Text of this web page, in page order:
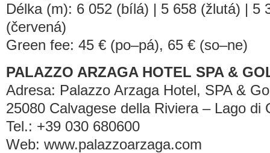
Délka (m): 6 052 (bílá) | 5 658 (žlutá) | 5
(červená)
Green fee: 45 € (po–pá), 65 € (so–ne)
PALAZZO ARZAGA HOTEL SPA &
Adresa: Palazzo Arzaga Hotel, SPA &
25080 Calvagese della Riviera – Lago di
Tel.: +39 030 680600
Web: www.palazzoarzaga.com